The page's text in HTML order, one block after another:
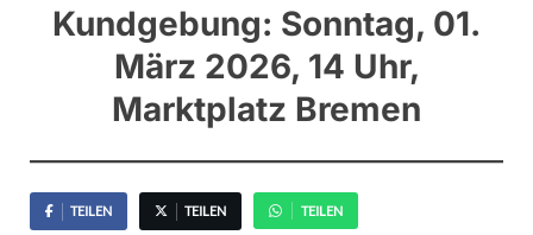
Kundgebung: Sonntag, 01.
März 2026, 14 Uhr,
Marktplatz Bremen
TEILEN TEILEN TEILEN